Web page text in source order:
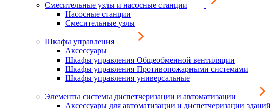
Смесительные узлы и насосные станции
Насосные станции
Смесительные узлы
Шкафы управления
Аксессуары
Шкафы управления Общеобменной вентиляции
Шкафы управления Противопожарными системами
Шкафы управления универсальные
Элементы системы диспетчеризации и автоматизации
Аксессуары для автоматизации и диспетчеризации зданий